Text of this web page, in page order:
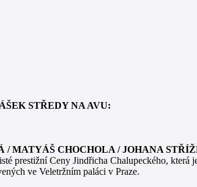
STŘEDY NA AVU:
MATYÁŠ CHOCHOLA / JOHANA
prestižní Ceny Jindřicha Chalupeckého,
ve Veletržním paláci v Praze.